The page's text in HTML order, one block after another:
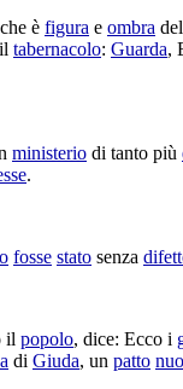
è figura e ombra
il tabernacolo: Guarda,
ministerio di tanto più
.
fosse stato senza
il popolo, dice: Ecco i
di Giuda, un patto